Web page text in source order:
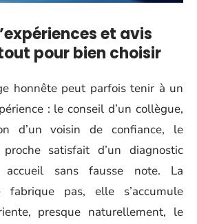
et avis
pour bien choisir
honnête peut parfois tenir à un
: le conseil d’un collègue,
d’un voisin de confiance, le
satisfait d’un diagnostic
sans fausse note. La
pas, elle s’accumule
presque naturellement, le